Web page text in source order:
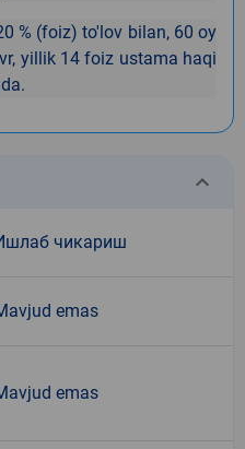
% (foiz) to'lov bilan, 60 oy
yillik 14 foiz ustama haqi
keyboard_arrow_down
чикариш
emas
emas